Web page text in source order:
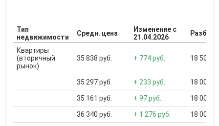
Тип
недвижимости
Средн. цена
Изменение с
21.04.2026
Квартиры
(вторичный
рынок)
35 838 руб. + 774 руб. 18 500
35 297 руб. + 233 руб. 18 000
35 161 руб. + 97 руб. 18 000
36 340 руб. + 1 276 руб. 18 000